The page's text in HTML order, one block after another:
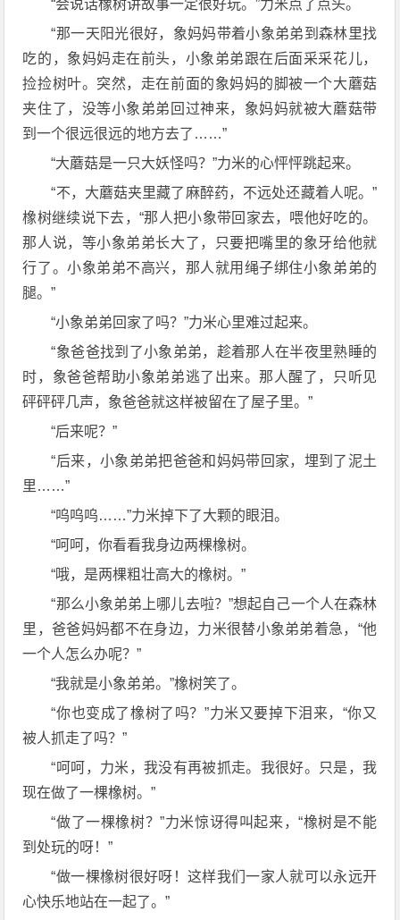
“会说话橡树讲故事一定很好玩。”力米点了点头。
“那一天阳光很好，象妈妈带着小象弟弟到森林里找
吃的，象妈妈走在前头，小象弟弟跟在后面采采花儿，
捡捡树叶。突然，走在前面的象妈妈的脚被一个大蘑菇
夹住了，没等小象弟弟回过神来，象妈妈就被大蘑菇带
到一个很远很远的地方去了……”
“大蘑菇是一只大妖怪吗？”力米的心怦怦跳起来。
“不，大蘑菇夹里藏了麻醉药，不远处还藏着人呢。”
橡树继续说下去，“那人把小象带回家去，喂他好吃的。
那人说，等小象弟弟长大了，只要把嘴里的象牙给他就
行了。小象弟弟不高兴，那人就用绳子绑住小象弟弟的
腿。”
“小象弟弟回家了吗？”力米心里难过起来。
“象爸爸找到了小象弟弟，趁着那人在半夜里熟睡的
时，象爸爸帮助小象弟弟逃了出来。那人醒了，只听见
砰砰砰几声，象爸爸就这样被留在了屋子里。”
“后来呢？”
“后来，小象弟弟把爸爸和妈妈带回家，埋到了泥土
里……”
“呜呜呜……”力米掉下了大颗的眼泪。
“呵呵，你看看我身边两棵橡树。
“哦，是两棵粗壮高大的橡树。”
“那么小象弟弟上哪儿去啦？”想起自己一个人在森林
里，爸爸妈妈都不在身边，力米很替小象弟弟着急，“他
一个人怎么办呢？”
“我就是小象弟弟。”橡树笑了。
“你也变成了橡树了吗？”力米又要掉下泪来，“你又
被人抓走了吗？”
“呵呵，力米，我没有再被抓走。我很好。只是，我
现在做了一棵橡树。”
“做了一棵橡树？”力米惊讶得叫起来，“橡树是不能
到处玩的呀！”
“做一棵橡树很好呀！这样我们一家人就可以永远开
心快乐地站在一起了。”